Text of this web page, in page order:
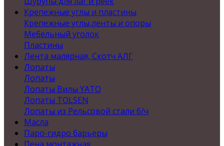
Крепежные углы и пластины
Крепежные углы,ленты и опоры
Мебельный уголок
Пластины
Лента малярная, Скотч АЛГ
Лопаты
Лопаты
Лопаты Вилы YATO
Лопаты TOLSEN
Лопаты из Рельсовой стали б/ч
Масла
Паро-гидро барьеры